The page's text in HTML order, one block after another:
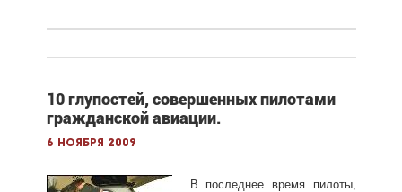
10 глупостей, совершенных пилотами
гражданской авиации.
6 ноября 2009
В последнее время пилоты,